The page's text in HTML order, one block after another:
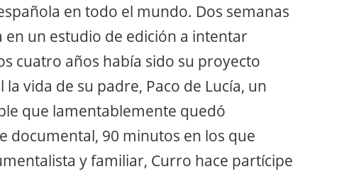
en todo el mundo. Dos semanas
un estudio de edición a intentar
cuatro años había sido su proyecto
vida de su padre, Paco de Lucía, un
que lamentablemente quedó
documental, 90 minutos en los que
y familiar, Curro hace partícipe